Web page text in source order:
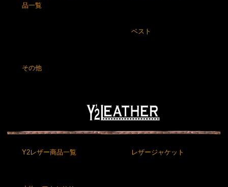
品一覧
ベスト
その他
Y2レザー商品一覧 レザージャケット